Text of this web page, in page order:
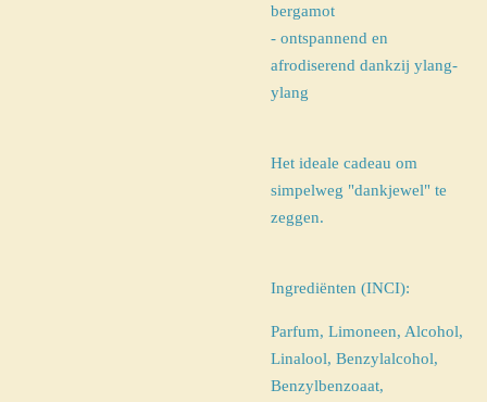
bergamot
- ontspannend en
afrodiserend dankzij ylang-
ylang
Het ideale cadeau om
simpelweg "dankjewel" te
zeggen.
Ingrediënten (INCI):
Parfum, Limoneen, Alcohol,
Linalool, Benzylalcohol,
Benzylbenzoaat,